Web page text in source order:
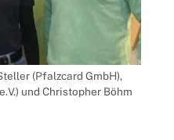
(Pfalzcard GmbH),
und Christopher Böhm